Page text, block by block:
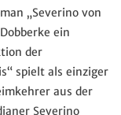
„Severino von
ein
der
spielt als einziger
aus der
Severino